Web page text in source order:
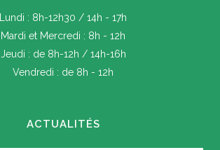
Lundi : 8h-12h30 / 14h - 17h
Mardi et Mercredi : 8h - 12h
Jeudi : de 8h-12h / 14h-16h
Vendredi : de 8h - 12h
ACTUALITÉS